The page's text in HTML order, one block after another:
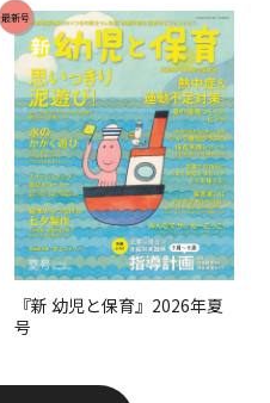
最新号
『新 幼児と保育』2026年夏
号